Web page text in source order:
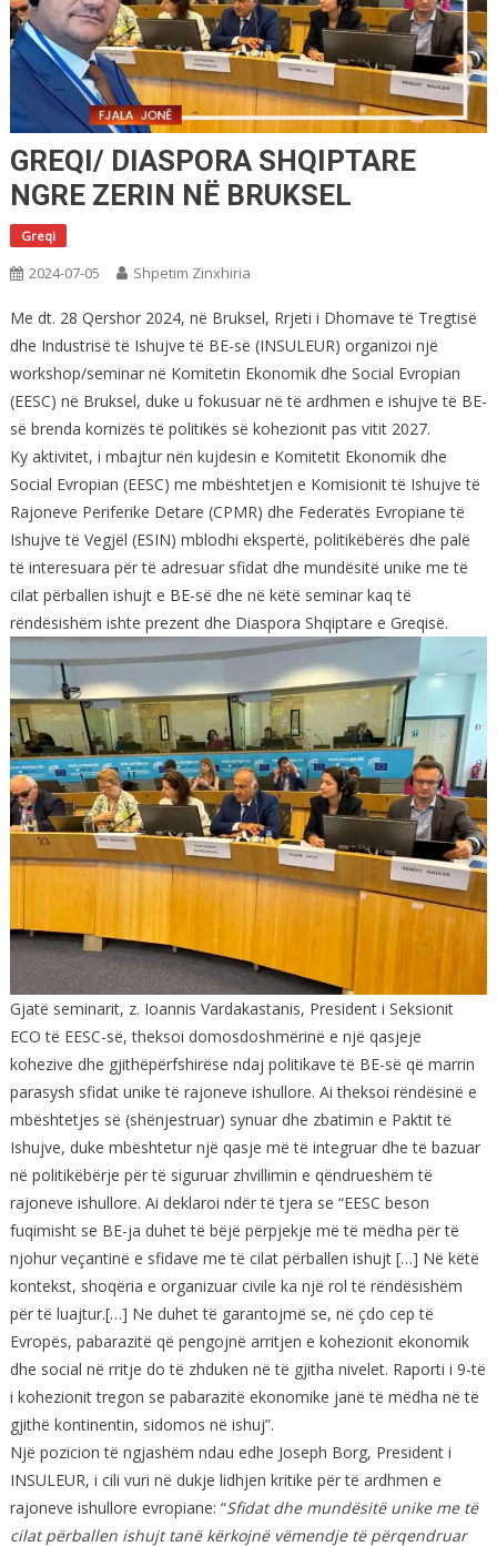
GREQI/ DIASPORA SHQIPTARE
NGRE ZERIN NË BRUKSEL
Greqi
2024-07-05 Shpetim Zinxhiria
Me dt. 28 Qershor 2024, në Bruksel, Rrjeti i Dhomave të Tregtisë
dhe Industrisë të Ishujve të BE-së (INSULEUR) organizoi një
workshop/seminar në Komitetin Ekonomik dhe Social Evropian
(EESC) në Bruksel, duke u fokusuar në të ardhmen e ishujve të BE-
së brenda kornizës të politikës së kohezionit pas vitit 2027.
Ky aktivitet, i mbajtur nën kujdesin e Komitetit Ekonomik dhe
Social Evropian (EESC) me mbështetjen e Komisionit të Ishujve të
Rajoneve Periferike Detare (CPMR) dhe Federatës Evropiane të
Ishujve të Vegjël (ESIN) mblodhi ekspertë, politikëbërës dhe palë
të interesuara për të adresuar sfidat dhe mundësitë unike me të
cilat përballen ishujt e BE-së dhe në këtë seminar kaq të
rëndësishëm ishte prezent dhe Diaspora Shqiptare e Greqisë.
Gjatë seminarit, z. Ioannis Vardakastanis, President i Seksionit
ECO të EESC-së, theksoi domosdoshmërinë e një qasjeje
kohezive dhe gjithëpërfshirëse ndaj politikave të BE-së që marrin
parasysh sfidat unike të rajoneve ishullore. Ai theksoi rëndësinë e
mbështetjes së (shënjestruar) synuar dhe zbatimin e Paktit të
Ishujve, duke mbështetur një qasje më të integruar dhe të bazuar
në politikëbërje për të siguruar zhvillimin e qëndrueshëm të
rajoneve ishullore. Ai deklaroi ndër të tjera se “EESC beson
fuqimisht se BE-ja duhet të bëjë përpjekje më të mëdha për të
njohur veçantinë e sfidave me të cilat përballen ishujt […] Në këtë
kontekst, shoqëria e organizuar civile ka një rol të rëndësishëm
për të luajtur.[…] Ne duhet të garantojmë se, në çdo cep të
Evropës, pabarazitë që pengojnë arritjen e kohezionit ekonomik
dhe social në rritje do të zhduken në të gjitha nivelet. Raporti i 9-të
i kohezionit tregon se pabarazitë ekonomike janë të mëdha në të
gjithë kontinentin, sidomos në ishuj”.
Një pozicion të ngjashëm ndau edhe Joseph Borg, President i
INSULEUR, i cili vuri në dukje lidhjen kritike për të ardhmen e
rajoneve ishullore evropiane: “Sfidat dhe mundësitë unike me të
cilat përballen ishujt tanë kërkojnë vëmendje të përqendruar